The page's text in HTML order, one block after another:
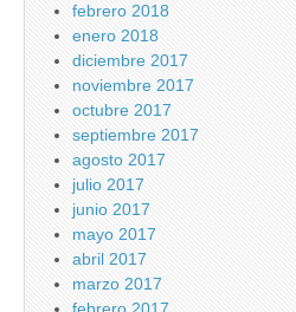
febrero 2018
enero 2018
diciembre 2017
noviembre 2017
octubre 2017
septiembre 2017
agosto 2017
julio 2017
junio 2017
mayo 2017
abril 2017
marzo 2017